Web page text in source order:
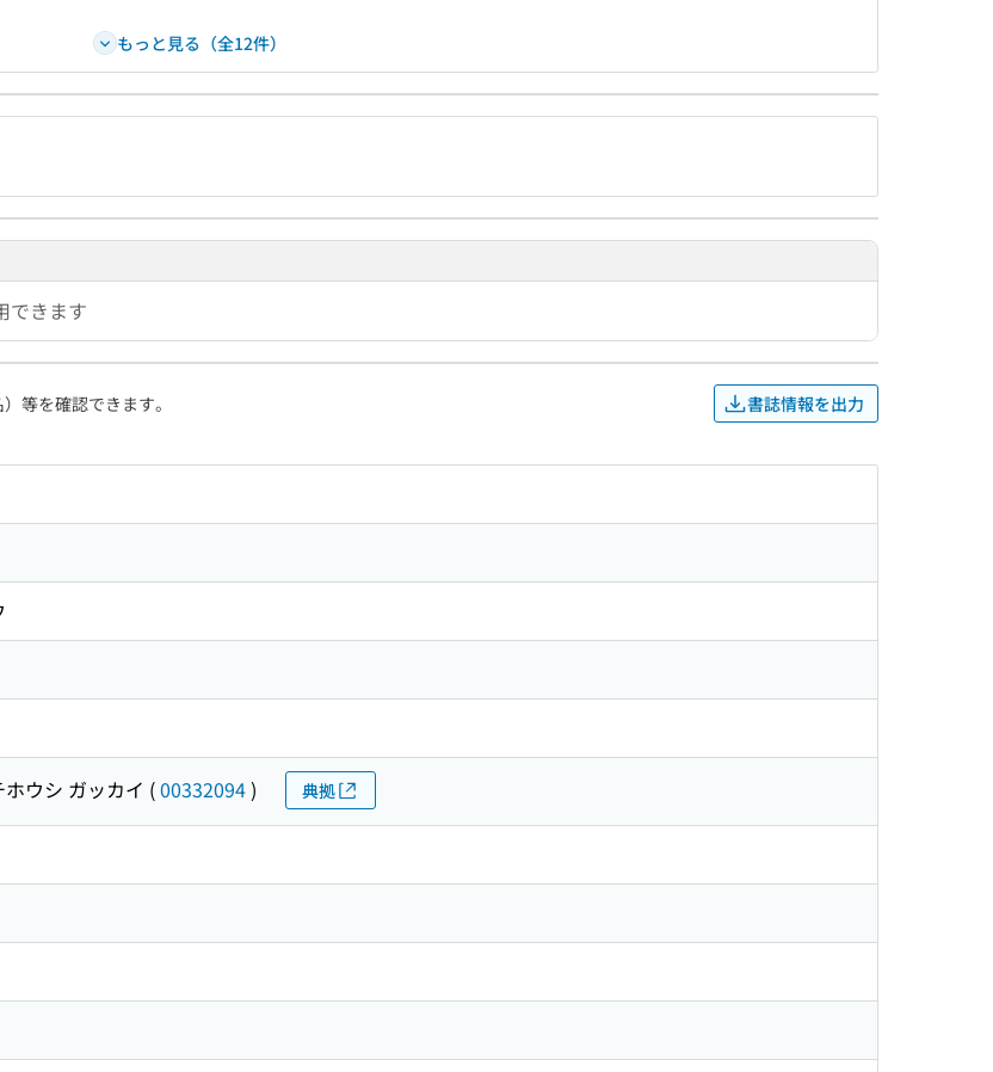
もっと見る（全12件）
できます
等を確認できます。 書誌情報を出力
ウシ ガッカイ (00332094) 典拠